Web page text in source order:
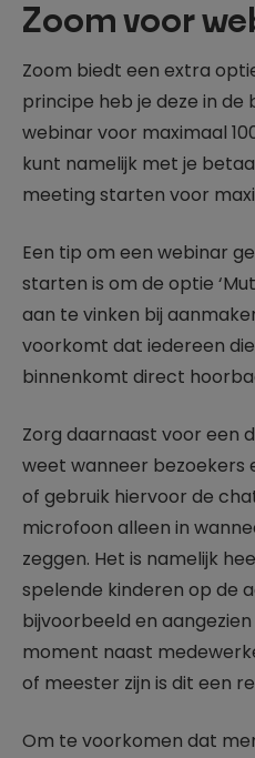
Zoom voor
Zoom biedt een extra
principe heb je deze in de
webinar voor maximaal
kunt namelijk met je
meeting starten voor
Een tip om een webinar
starten is om de optie
aan te vinken bij
voorkomt dat iedereen
binnenkomt direct
Zorg daarnaast voor een
weet wanneer bezoekers
of gebruik hiervoor de
microfoon alleen in
zeggen. Het is namelijk
spelende kinderen op de
bijvoorbeeld en
moment naast
of meester zijn is dit een
Om te voorkomen dat